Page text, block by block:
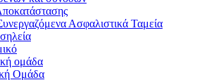
Ασφαλιστικά Ταμεία
ομάδα
Ομάδα